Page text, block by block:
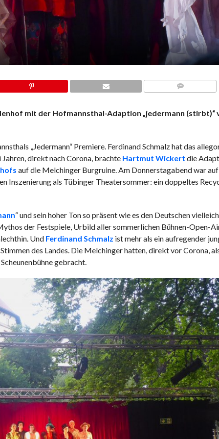
mit der Hofmannsthal-Adaption „jedermann (stirbt)“
„Jedermann“ Premiere. Ferdinand Schmalz hat das
direkt nach Corona, brachte Hartmut Wickert die
auf die Melchinger Burgruine. Am Donnerstagabend war
Inszenierung als Tübinger Theatersommer: ein doppeltes
“ und sein hoher Ton so präsent wie es den Deutschen
der Festspiele, Urbild aller sommerlichen Bühnen-Open-
Und Ferdinand Schmalz ist mehr als ein aufregender
des Landes. Die Melchinger hatten, direkt vor Corona,
gebracht.